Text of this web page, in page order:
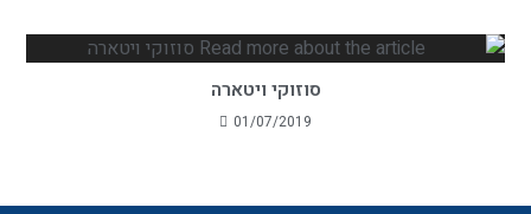
סוזוקי ויטארה
01/07/2019